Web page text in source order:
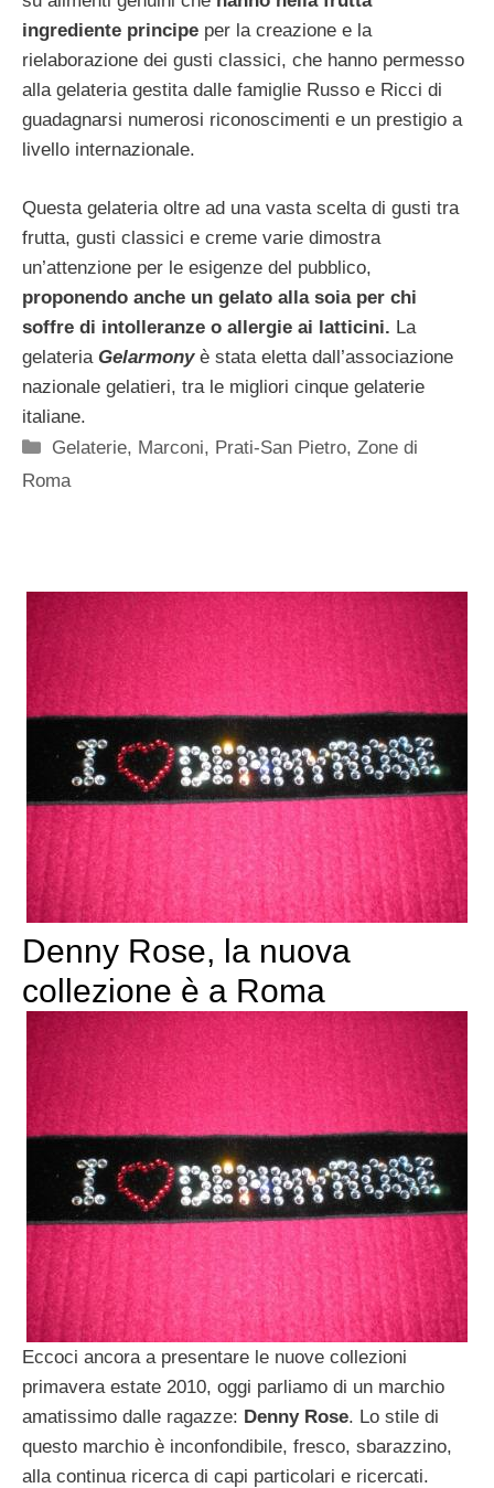
ingrediente principe per la creazione e la
rielaborazione dei gusti classici, che hanno permesso
alla gelateria gestita dalle famiglie Russo e Ricci di
guadagnarsi numerosi riconoscimenti e un prestigio a
livello internazionale.
Questa gelateria oltre ad una vasta scelta di gusti tra
frutta, gusti classici e creme varie dimostra
un’attenzione per le esigenze del pubblico,
proponendo anche un gelato alla soia per chi
soffre di intolleranze o allergie ai latticini. La
gelateria Gelarmonyè stata eletta dall’associazione
nazionale gelatieri, tra le migliori cinque gelaterie
italiane.
Categorie
Gelaterie, Marconi, Prati-San Pietro,Zone di
Roma
Denny Rose, la nuova
collezione è a Roma
Eccoci ancora a presentare le nuove collezioni
primavera estate 2010, oggi parliamo di un marchio
amatissimo dalle ragazze: Denny Rose. Lo stile di
questo marchio è inconfondibile, fresco, sbarazzino,
alla continua ricerca di capi particolari e ricercati.